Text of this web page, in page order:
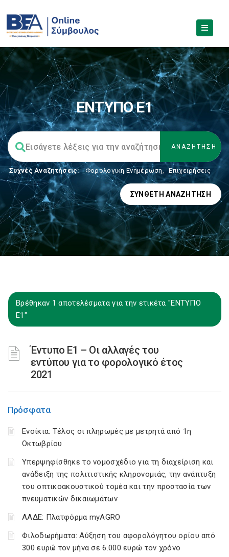
ΕΝΤΥΠΟ Ε1
Συχνές Αναζητήσεις: Φορολογικη Ενημέρωση, Επιχειρήσεις
ΣΎΝΘΕΤΗ ΑΝΑΖΉΤΗΣΗ
Βρέθηκαν 1 αποτελέσματα για την ετικέτα "ΕΝΤΥΠΟ
Ε1"
Έντυπο E1 – Οι αλλαγές του
εντύπου για το φορολογικό έτος
2021
Πρόσφατα
Ενοίκια: Τέλος οι πληρωμές με μετρητά από 1η
Οκτωβρίου
Υπερψηφίσθηκε το νομοσχέδιο για τη διαχείριση και
ανάδειξη της πολιτιστικής κληρονομιάς, την ανάπτυξη
του οπτικοακουστικού τομέα και την προστασία των
πνευματικών δικαιωμάτων
ΑΑΔΕ: Πλατφόρμα myAGRO
Φιλοδωρήματα: Αύξηση του αφορολόγητου ορίου από
300 ευρώ τον μήνα σε 6.000 ευρώ τον χρόνο